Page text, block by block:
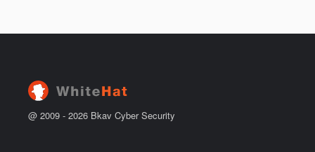
@ 2009 - 2026 Bkav Cyber Security